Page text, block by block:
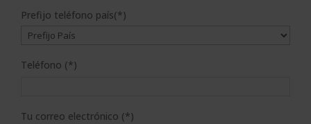
Prefijo teléfono país(*)
Teléfono (*)
Tu correo electrónico (*)